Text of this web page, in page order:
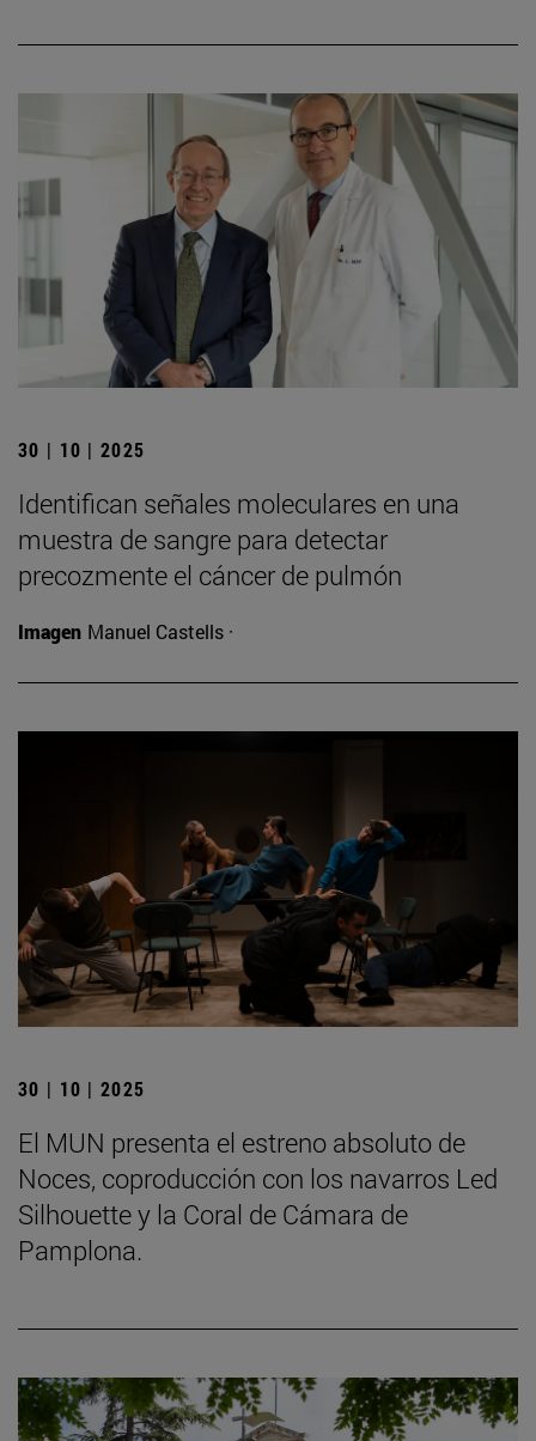
30 | 10 | 2025
Identifican señales moleculares en una
muestra de sangre para detectar
precozmente el cáncer de pulmón
Imagen Manuel Castells ·
30 | 10 | 2025
El MUN presenta el estreno absoluto de
Noces, coproducción con los navarros Led
Silhouette y la Coral de Cámara de
Pamplona.